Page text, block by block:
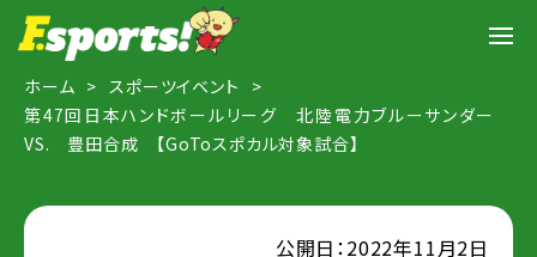
ホーム
スポーツイベント
第47回日本ハンドボールリーグ 北陸電力ブルーサンダー
VS. 豊田合成 【GoToスポカル対象試合】
公開日：2022年11月2日